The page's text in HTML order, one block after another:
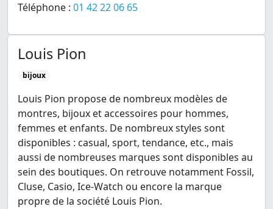
Téléphone : 01 42 22 06 65
Louis Pion
bijoux
Louis Pion propose de nombreux modèles de
montres, bijoux et accessoires pour hommes,
femmes et enfants. De nombreux styles sont
disponibles : casual, sport, tendance, etc., mais
aussi de nombreuses marques sont disponibles au
sein des boutiques. On retrouve notamment Fossil,
Cluse, Casio, Ice-Watch ou encore la marque
propre de la société Louis Pion.